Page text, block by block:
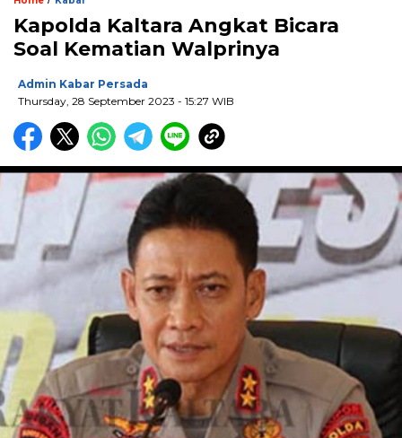
Kapolda Kaltara Angkat Bicara
Soal Kematian Walprinya
Admin Kabar Persada
Thursday, 28 September 2023 - 15:27 WIB